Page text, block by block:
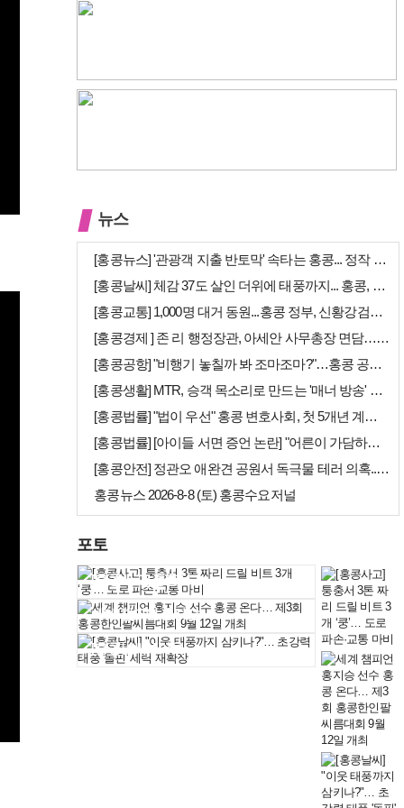
뉴스
[홍콩뉴스] '관광객 지출 반토막' 속타는 홍콩... 정작 홍콩인들은 지…
[홍콩날씨] 체감 37도 살인 더위에 태풍까지... 홍콩, 주말 내내 '…
[홍콩교통] 1,000명 대거 동원...홍콩 정부, 신황강검문소 개장 앞…
[홍콩경제 ] 존 리 행정장관, 아세안 사무총장 면담… "무역·경제 협력…
[홍콩공항] "비행기 놓칠까 봐 조마조마?"…홍콩 공항 식당, AI 탑승…
[홍콩생활] MTR, 승객 목소리로 만드는 '매너 방송' 캠페인 시작
[홍콩법률] "법이 우선" 홍콩 변호사회, 첫 5개년 계획에 뼈 있는 권…
[홍콩법률] [아이들 서면 증언 논란] "어른이 가담하면 왜곡된다"… 홍…
[홍콩안전] 정관오 애완견 공원서 독극물 테러 의혹... 홍콩 경찰 수사…
홍콩뉴스 2026-8-8 (토) 홍콩수요저널
포토
[홍콩사고] 퉁충서…
세계 챔피언 홍지승…
[홍콩날씨] "이웃…